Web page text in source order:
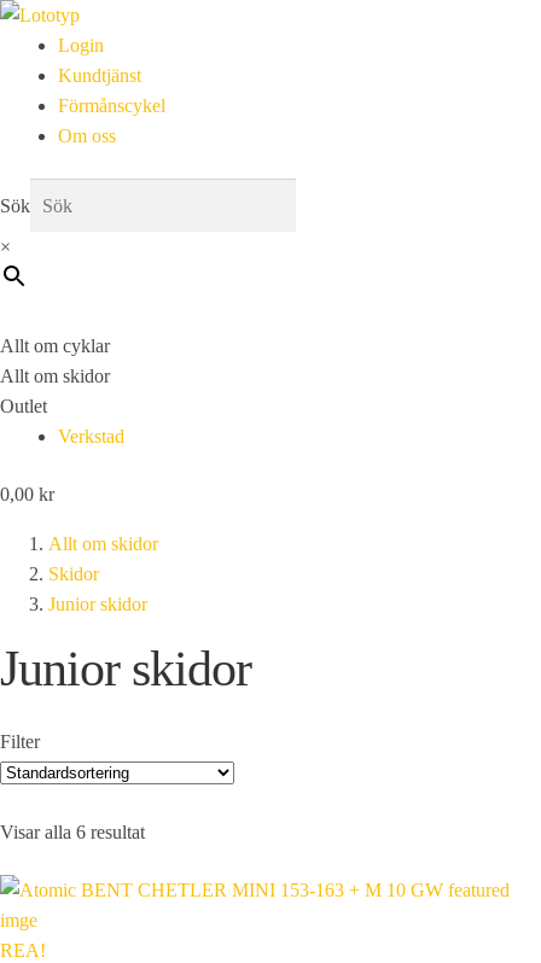
Login
Kundtjänst
Förmånscykel
Om oss
Sök
×
Allt om cyklar
Allt om skidor
Outlet
Verkstad
0,00 kr
Allt om skidor
Skidor
Junior skidor
Junior skidor
Filter
Visar alla 6 resultat
REA!